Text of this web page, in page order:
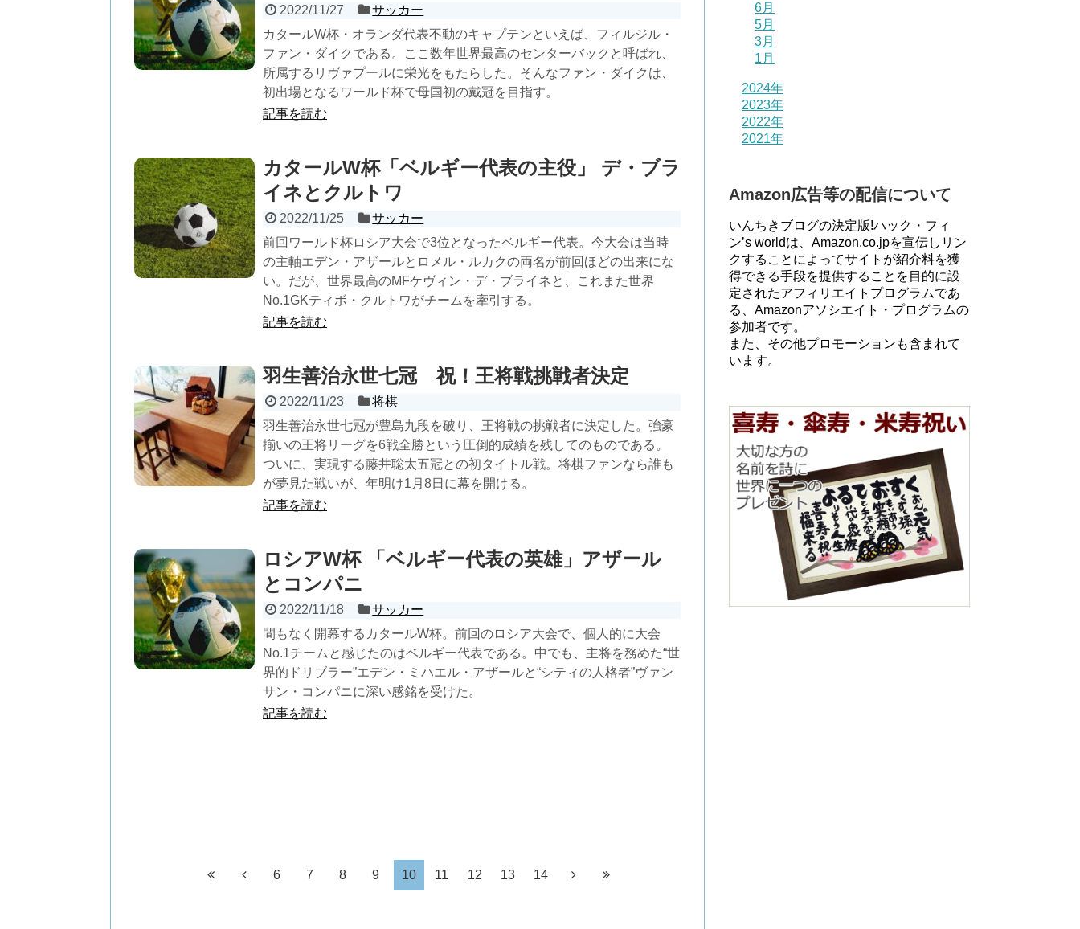
2022/11/27
サッカー
カタールW杯・オランダ代表不動のキャプテンといえば、フィルジル・
ファン・ダイクである。ここ数年世界最高のセンターバックと呼ばれ、
所属するリヴァプールに栄光をもたらした。そんなファン・ダイクは、
初出場となるワールド杯で母国初の戴冠を目指す。
記事を読む
カタールW杯「ベルギー代表の主役」 デ・ブラ
イネとクルトワ
2022/11/25
サッカー
前回ワールド杯ロシア大会で3位となったベルギー代表。今大会は当時
の主軸エデン・アザールとロメル・ルカクの両名が前回ほどの出来にな
い。だが、世界最高のMFケヴィン・デ・ブライネと、これまた世界
No.1GKティボ・クルトワがチームを牽引する。
記事を読む
羽生善治永世七冠 祝！王将戦挑戦者決定
2022/11/23
将棋
羽生善治永世七冠が豊島九段を破り、王将戦の挑戦者に決定した。強豪
揃いの王将リーグを6戦全勝という圧倒的成績を残してのものである。
ついに、実現する藤井聡太五冠との初タイトル戦。将棋ファンなら誰も
が夢見た戦いが、年明け1月8日に幕を開ける。
記事を読む
ロシアW杯 「ベルギー代表の英雄」アザール
とコンパニ
2022/11/18
サッカー
間もなく開幕するカタールW杯。前回のロシア大会で、個人的に大会
No.1チームと感じたのはベルギー代表である。中でも、主将を務めた“世
界的ドリブラー”エデン・ミハエル・アザールと“シティの人格者”ヴァン
サン・コンパニに深い感銘を受けた。
記事を読む
6 7 8 9 10 11 12 13 14
6月
5月
3月
1月
2024年
2023年
2022年
2021年
Amazon広告等の配信について
いんちきブログの決定版!ハック・フィ
ン’s worldは、Amazon.co.jpを宣伝しリン
クすることによってサイトが紹介料を獲
得できる手段を提供することを目的に設
定されたアフィリエイトプログラムであ
る、Amazonアソシエイト・プログラムの
参加者です。
また、その他プロモーションも含まれて
います。